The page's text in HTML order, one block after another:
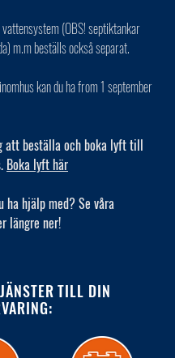
(OBS! septiktankar
m.m beställs också separat.
kan du ha from 1 september
att beställa och boka lyft till
Boka lyft här
ha hjälp med? Se våra
längre ner!
TILL DIN